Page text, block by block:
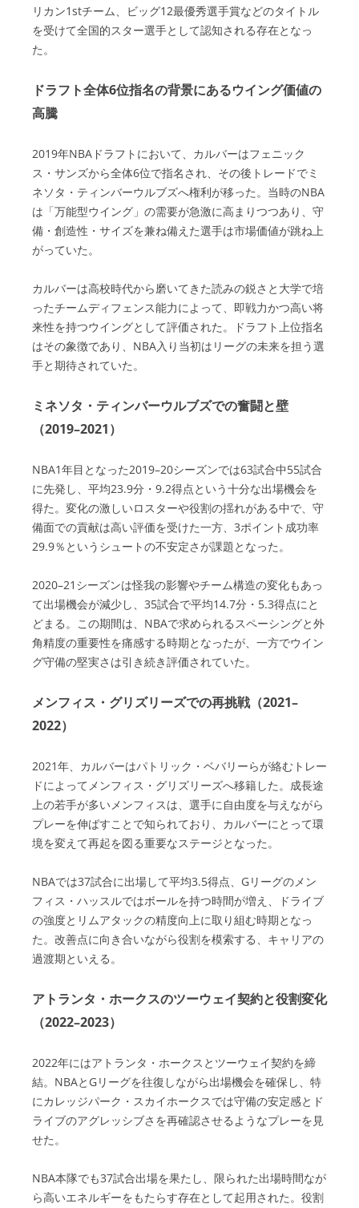
リカン1stチーム、ビッグ12最優秀選手賞などのタイトル
を受けて全国的スター選手として認知される存在となっ
た。
ドラフト全体6位指名の背景にあるウイング価値の
高騰
2019年NBAドラフトにおいて、カルバーはフェニック
ス・サンズから全体6位で指名され、その後トレードでミ
ネソタ・ティンバーウルブズへ権利が移った。当時のNBA
は「万能型ウイング」の需要が急激に高まりつつあり、守
備・創造性・サイズを兼ね備えた選手は市場価値が跳ね上
がっていた。
カルバーは高校時代から磨いてきた読みの鋭さと大学で培
ったチームディフェンス能力によって、即戦力かつ高い将
来性を持つウイングとして評価された。ドラフト上位指名
はその象徴であり、NBA入り当初はリーグの未来を担う選
手と期待されていた。
ミネソタ・ティンバーウルブズでの奮闘と壁
（2019–2021）
NBA1年目となった2019–20シーズンでは63試合中55試合
に先発し、平均23.9分・9.2得点という十分な出場機会を
得た。変化の激しいロスターや役割の揺れがある中で、守
備面での貢献は高い評価を受けた一方、3ポイント成功率
29.9％というシュートの不安定さが課題となった。
2020–21シーズンは怪我の影響やチーム構造の変化もあっ
て出場機会が減少し、35試合で平均14.7分・5.3得点にと
どまる。この期間は、NBAで求められるスペーシングと外
角精度の重要性を痛感する時期となったが、一方でウイン
グ守備の堅実さは引き続き評価されていた。
メンフィス・グリズリーズでの再挑戦（2021–
2022）
2021年、カルバーはパトリック・ベバリーらが絡むトレー
ドによってメンフィス・グリズリーズへ移籍した。成長途
上の若手が多いメンフィスは、選手に自由度を与えながら
プレーを伸ばすことで知られており、カルバーにとって環
境を変えて再起を図る重要なステージとなった。
NBAでは37試合に出場して平均3.5得点、Gリーグのメン
フィス・ハッスルではボールを持つ時間が増え、ドライブ
の強度とリムアタックの精度向上に取り組む時期となっ
た。改善点に向き合いながら役割を模索する、キャリアの
過渡期といえる。
アトランタ・ホークスのツーウェイ契約と役割変化
（2022–2023）
2022年にはアトランタ・ホークスとツーウェイ契約を締
結。NBAとGリーグを往復しながら出場機会を確保し、特
にカレッジパーク・スカイホークスでは守備の安定感とド
ライブのアグレッシブさを再確認させるようなプレーを見
せた。
NBA本隊でも37試合出場を果たし、限られた出場時間なが
ら高いエネルギーをもたらす存在として起用された。役割